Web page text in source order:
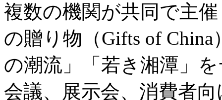
複数の機関が共同で主
の贈り物（Gifts of
の潮流」「若き湘潭」
会議、展示会、消費者